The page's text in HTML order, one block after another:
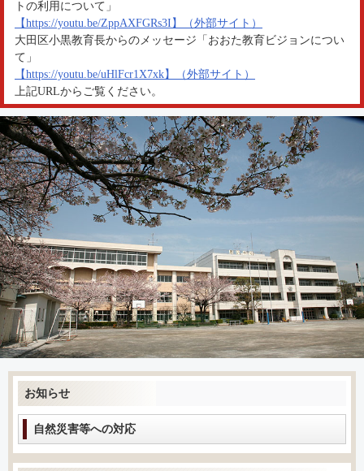
トの利用について」
【https://youtu.be/ZppAXFGRs3I】（外部サイト）
大田区小黒教育長からのメッセージ「おおた教育ビジョンについ
て」
【https://youtu.be/uHlFcr1X7xk】（外部サイト）
上記URLからご覧ください。
お知らせ
自然災害等への対応